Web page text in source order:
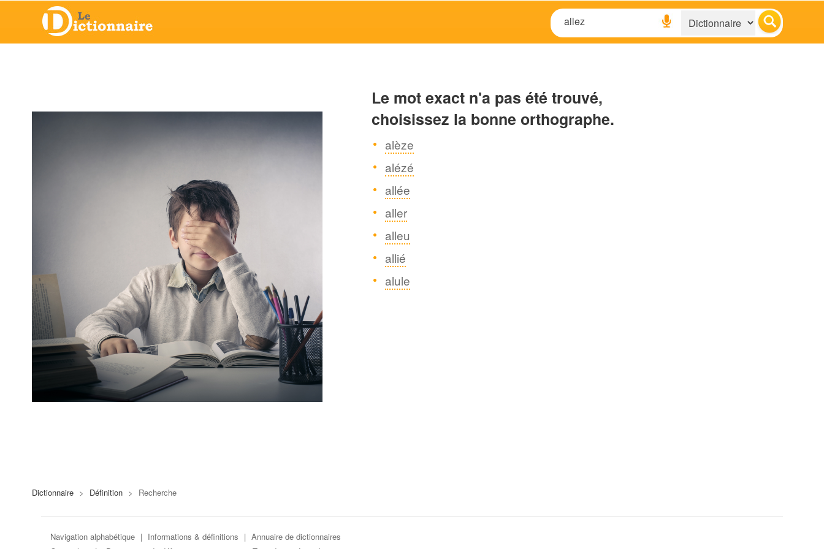
Le mot exact n'a pas été trouvé,
choisissez la bonne orthographe.
alèze
alézé
allée
aller
alleu
allié
alule
Dictionnaire > Définition > Recherche
Navigation alphabétique | Informations & définitions | Annuaire de dictionnaires